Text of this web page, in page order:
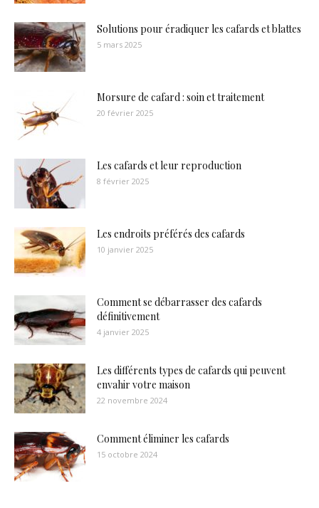
Solutions pour éradiquer les cafards et blattes
5 mars 2025
Morsure de cafard : soin et traitement
20 février 2025
Les cafards et leur reproduction
8 février 2025
Les endroits préférés des cafards
10 janvier 2025
Comment se débarrasser des cafards
définitivement
4 janvier 2025
Les différents types de cafards qui peuvent
envahir votre maison
22 novembre 2024
Comment éliminer les cafards
15 octobre 2024